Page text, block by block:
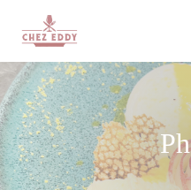
Personnalisation de vos choix